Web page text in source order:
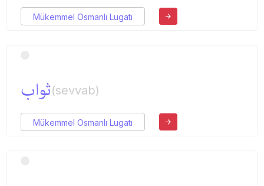
Mükemmel Osmanlı Lugatı
ثواب(sevvab)
Mükemmel Osmanlı Lugatı